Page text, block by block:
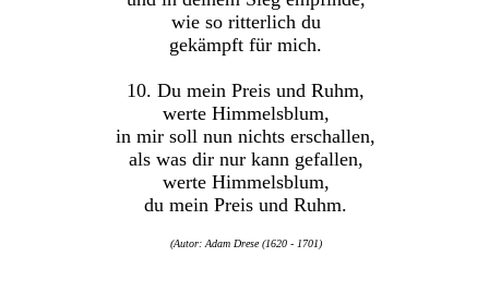
wie so ritterlich du
gekämpft für mich.
10. Du mein Preis und Ruhm,
werte Himmelsblum,
in mir soll nun nichts erschallen,
als was dir nur kann gefallen,
werte Himmelsblum,
du mein Preis und Ruhm.
(Autor: Adam Drese (1620 - 1701)